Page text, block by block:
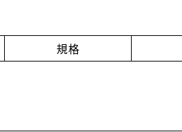
規格